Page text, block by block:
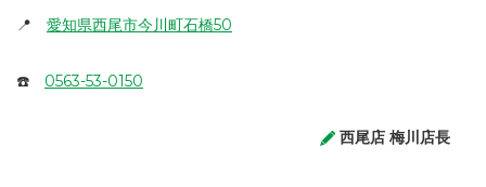
📍 愛知県西尾市今川町石橋50
☎️ 0563-53-0150
西尾店 梅川店長